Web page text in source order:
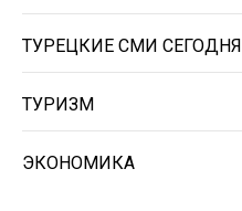
ТУРЕЦКИЕ СМИ СЕГОДНЯ
ТУРИЗМ
ЭКОНОМИКА